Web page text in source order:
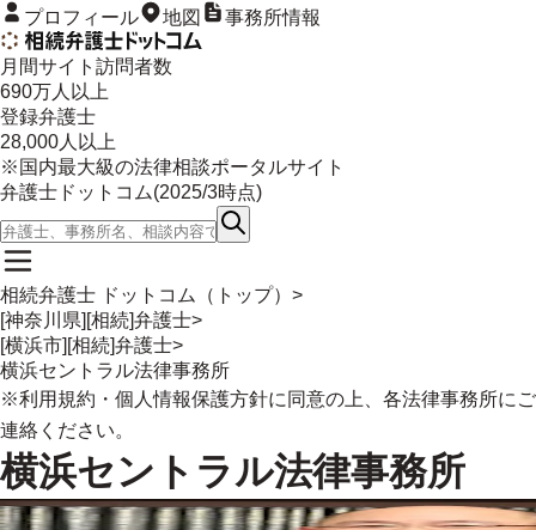
プロフィール 地図 事務所情報
月間サイト訪問者数
690万人以上
登録弁護士
28,000人以上
※国内最大級の法律相談ポータルサイト
弁護士ドットコム(2025/3時点)
相続弁護士 ドットコム（トップ） >
[神奈川県][相続]弁護士>
[横浜市][相続]弁護士>
横浜セントラル法律事務所
※利用規約 ・ 個人情報保護方針に同意の上、各法律事務所にご
連絡ください。
横浜セントラル法律事務所